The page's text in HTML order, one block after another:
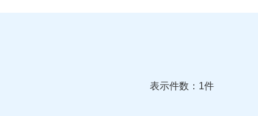
表示件数：1件